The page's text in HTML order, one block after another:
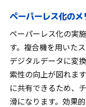
ペーパーレス化の
ペーパーレス化の実
す。複合機を用いた
デジタルデータに変
索性の向上が図れま
に共有できるため、
滑になります。効果